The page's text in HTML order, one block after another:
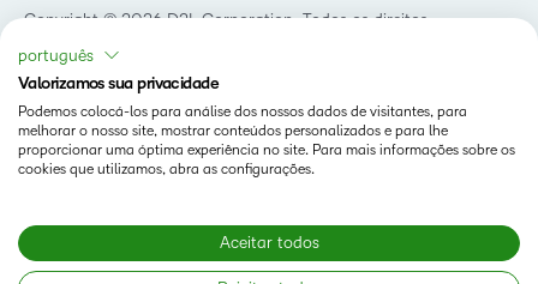
Copyright © 2026 D2L Corporation. Todos os direitos
reservados.
português
Valorizamos sua privacidade
Podemos colocá-los para análise dos nossos dados de visitantes, para
melhorar o nosso site, mostrar conteúdos personalizados e para lhe
proporcionar uma óptima experiência no site. Para mais informações sobre os
cookies que utilizamos, abra as configurações.
Aceitar todos